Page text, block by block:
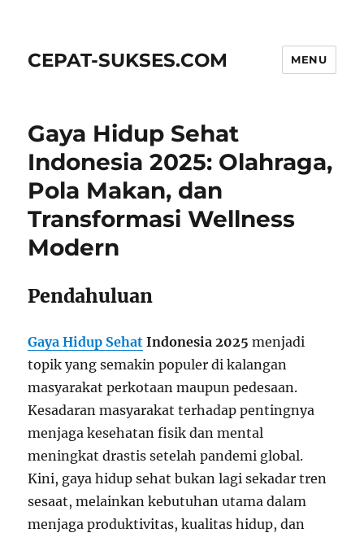
CEPAT-SUKSES.COM MENU
Gaya Hidup Sehat
Indonesia 2025: Olahraga,
Pola Makan, dan
Transformasi Wellness
Modern
Pendahuluan
Gaya Hidup Sehat Indonesia 2025 menjadi
topik yang semakin populer di kalangan
masyarakat perkotaan maupun pedesaan.
Kesadaran masyarakat terhadap pentingnya
menjaga kesehatan fisik dan mental
meningkat drastis setelah pandemi global.
Kini, gaya hidup sehat bukan lagi sekadar tren
sesaat, melainkan kebutuhan utama dalam
menjaga produktivitas, kualitas hidup, dan